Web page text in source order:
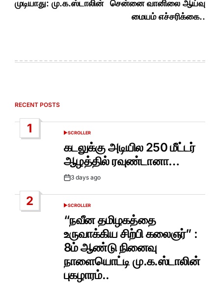
முடியாது: மு.க.ஸ்டாலின்
சென்னை வானிலை ஆய்வு
மையம் எச்சரிக்கை..
RECENT POSTS
1
POSTED
SCROLLER
கடலுக்கு அடியில 250 மீட்டர்
ஆழத்தில் ரவுண்டானா…
Post3 days ago
2
POSTED
IN
SCROLLER
“நவீன தமிழகத்தை
உருவாக்கிய சிற்பி கலைஞர்” :
8ம் ஆண்டு நினைவு
நாளையொட்டி மு.க.ஸ்டாலின்
புகழாரம்..